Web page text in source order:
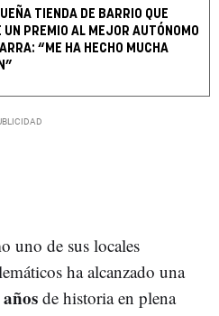
TIENDA DE BARRIO QUE
UN PREMIO AL MEJOR AUTÓNOMO
“ME HA HECHO MUCHA
uno de sus locales
ha alcanzado una
de historia en plena